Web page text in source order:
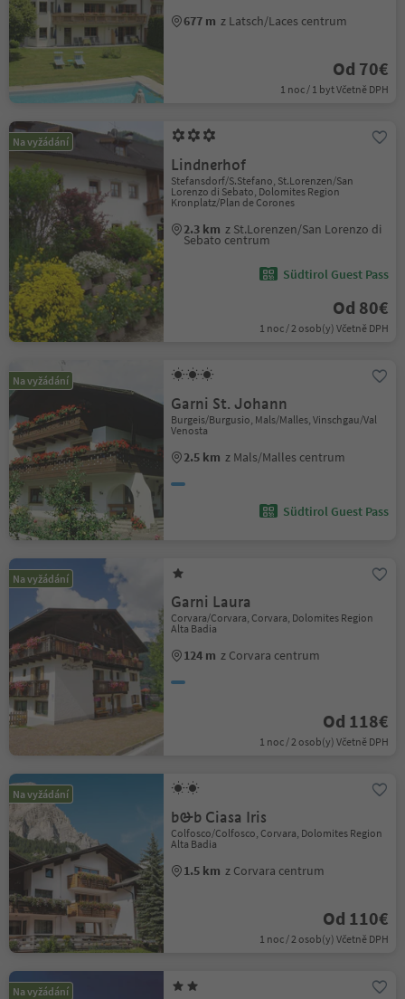
677 m z Latsch/Laces centrum
Od 70€
1 noc / 1 byt Včetně DPH
Na vyžádání
Lindnerhof
Stefansdorf/S.Stefano, St.Lorenzen/San
Lorenzo di Sebato, Dolomites Region
Kronplatz/Plan de Corones
2.3 km z St.Lorenzen/San Lorenzo di
Sebato centrum
Südtirol Guest Pass
Od 80€
1 noc / 2 osob(y) Včetně DPH
Na vyžádání
Garni St. Johann
Burgeis/Burgusio, Mals/Malles, Vinschgau/Val
Venosta
2.5 km z Mals/Malles centrum
Südtirol Guest Pass
Na vyžádání
Garni Laura
Corvara/Corvara, Corvara, Dolomites Region
Alta Badia
124 m z Corvara centrum
Od 118€
1 noc / 2 osob(y) Včetně DPH
Na vyžádání
b&b Ciasa Iris
Colfosco/Colfosco, Corvara, Dolomites Region
Alta Badia
1.5 km z Corvara centrum
Od 110€
1 noc / 2 osob(y) Včetně DPH
Na vyžádání